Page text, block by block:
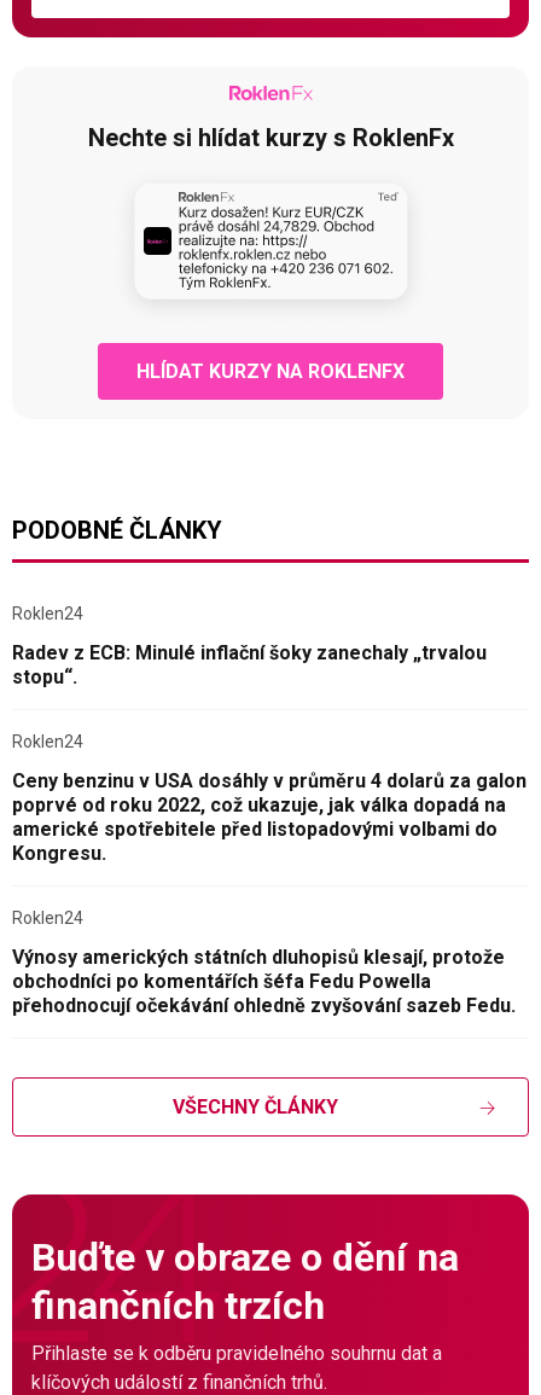
Nechte si hlídat kurzy s RoklenFx
HLÍDAT KURZY NA ROKLENFX
PODOBNÉ ČLÁNKY
Roklen24
Radev z ECB: Minulé inflační šoky zanechaly „trvalou
stopu“.
Roklen24
Ceny benzinu v USA dosáhly v průměru 4 dolarů za galon
poprvé od roku 2022, což ukazuje, jak válka dopadá na
americké spotřebitele před listopadovými volbami do
Kongresu.
Roklen24
Výnosy amerických státních dluhopisů klesají, protože
obchodníci po komentářích šéfa Fedu Powella
přehodnocují očekávání ohledně zvyšování sazeb Fedu.
VŠECHNY ČLÁNKY
Buďte v obraze o dění na
finančních trzích
Přihlaste se k odběru pravidelného souhrnu dat a
klíčových událostí z finančních trhů.